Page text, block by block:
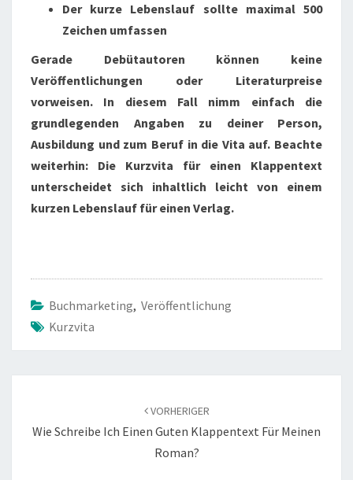
Der kurze Lebenslauf sollte maximal 500
Zeichen umfassen
Gerade Debütautoren können keine
Veröffentlichungen oder Literaturpreise
vorweisen. In diesem Fall nimm einfach die
grundlegenden Angaben zu deiner Person,
Ausbildung und zum Beruf in die Vita auf. Beachte
weiterhin: Die Kurzvita für einen Klappentext
unterscheidet sich inhaltlich leicht von einem
kurzen Lebenslauf für einen Verlag.
Buchmarketing, Veröffentlichung
Kurzvita
VORHERIGER
Wie Schreibe Ich Einen Guten Klappentext Für Meinen
Roman?